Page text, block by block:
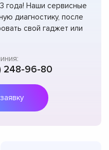
года! Наши сервисные
диагностику, после
свой гаджет или
248-96-80
Оставить заявку